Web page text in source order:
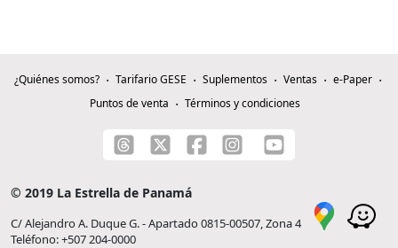
¿Quiénes somos? Tarifario GESE Suplementos Ventas
e-Paper
Puntos de venta
Términos y condiciones
© 2019 La Estrella de Panamá
C/ Alejandro A. Duque G. - Apartado 0815-00507, Zona 4
Teléfono: +507 204-0000